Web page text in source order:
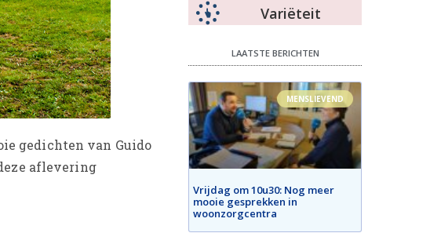
gedichten van Guido
aflevering
Variëteit
LAATSTE BERICHTEN
MENSLIEVEND
Vrijdag om 10u30: Nog meer
mooie gesprekken in
woonzorgcentra